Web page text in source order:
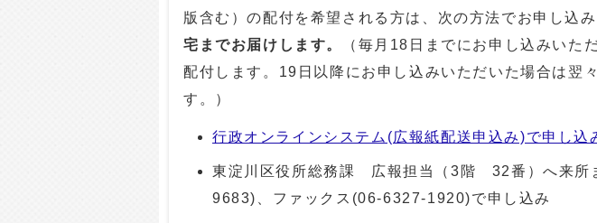
版含む）の配付を希望される方は、次の方法でお申し込み
宅までお届けします。
（毎月18日までにお申し込みいた
配付します。19日以降にお申し込みいただいた場合は翌
す。）
行政オンラインシステム(広報紙配送申込み)で申し込
東淀川区役所総務課 広報担当（3階 32番）へ来所
9683)、ファックス(06-6327-1920)で申し込み